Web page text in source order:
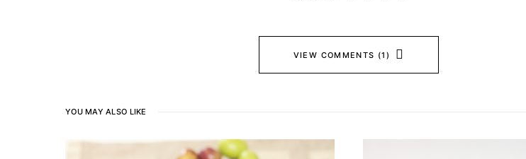
VIEW COMMENTS (1)
YOU MAY ALSO LIKE